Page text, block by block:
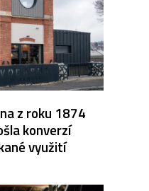
z roku 1874
konverzí
využití